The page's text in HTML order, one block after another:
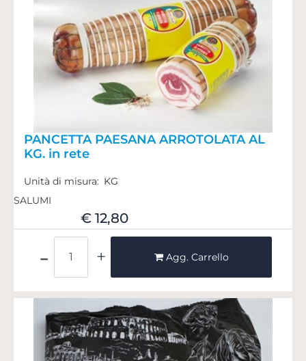
PANCETTA PAESANA ARROTOLATA AL
KG. in rete
Unità di misura: KG
SALUMI
€ 12,80
Agg. Carrello